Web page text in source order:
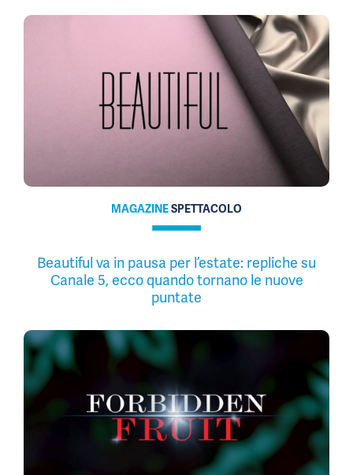
MAGAZINESPETTACOLO
Beautiful va in pausa per l’estate: repliche su
Canale 5, ecco quando tornano le nuove
puntate